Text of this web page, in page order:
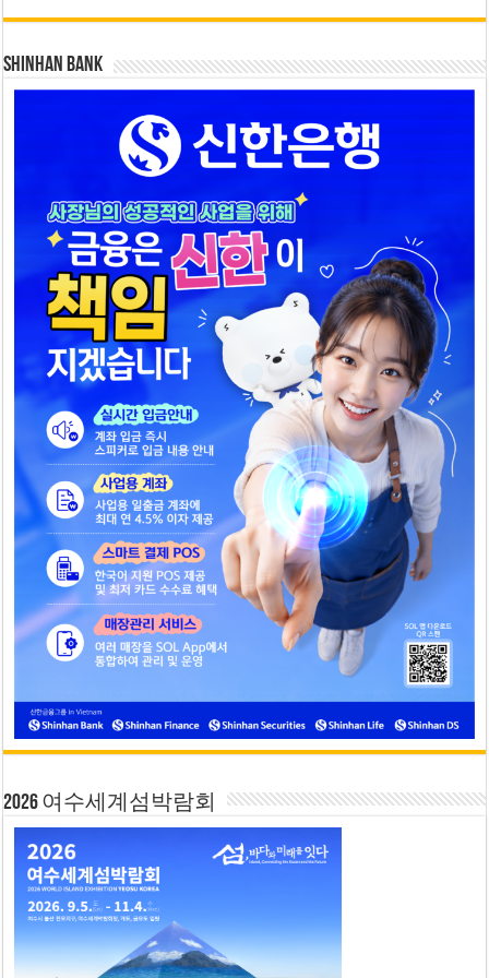
SHINHAN BANK
2026 여수세계섬박람회